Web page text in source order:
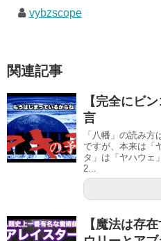
vybzscope
関連記事
【完全にビ
言
「八幡」の読み
ですが、本来は「
タ」は「ヤハウェ
2...
【魔法は存